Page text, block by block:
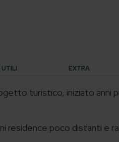
EXTRA
turistico, iniziato anni
residence poco distanti e